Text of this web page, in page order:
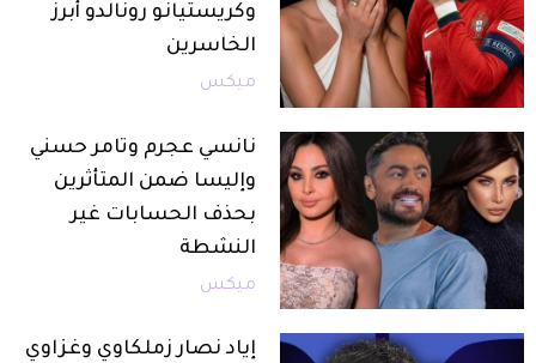
وكريستيانو رونالدو أبرز
الخاسرين
ميكس
نانسي عجرم وتامر حسني
وإليسا ضمن المتأثرين
بحذف الحسابات غير
النشطة
ميكس
إياد نصار زملكاوي وغزاوي